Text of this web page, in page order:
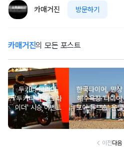
카매거진 방문하기
카매거진의 모든 포스트
두카티 코리아,
'두카티 나이트 라
이더' 시승 이벤트
성료
한국타이어, 망상
해수욕장 ‘타이어
보이·튜브숍’ 운영
성료
이전다음